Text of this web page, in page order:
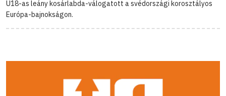
U18-as leány kosárlabda-válogatott a svédországi korosztályos
Európa-bajnokságon.